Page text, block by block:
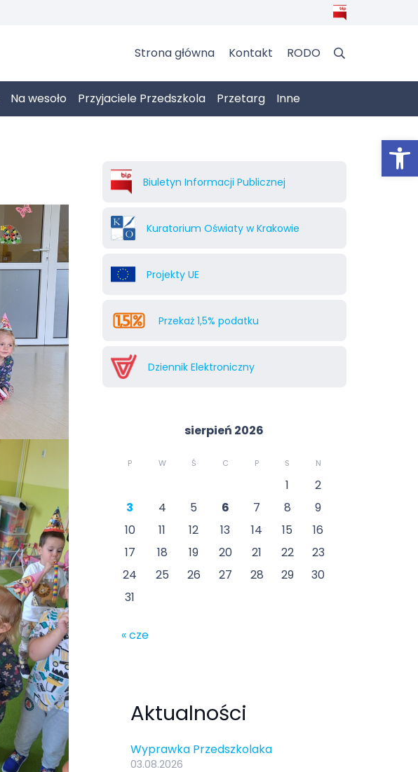
Strona główna Kontakt RODO
Na wesoło Przyjaciele Przedszkola Przetarg Inne
Biuletyn Informacji Publicznej
Kuratorium Oświaty w Krakowie
Projekty UE
Przekaż 1,5% podatku
Dziennik Elektroniczny
sierpień 2026
P W Ś C P S N
1
2
3
4 5 6 7 8
9
10
11 12 13 14 15
16
17
18 19 20 21 22
23
24
25 26 27 28 29
30
31
« cze
Aktualności
Wyprawka Przedszkolaka
03.08.2026